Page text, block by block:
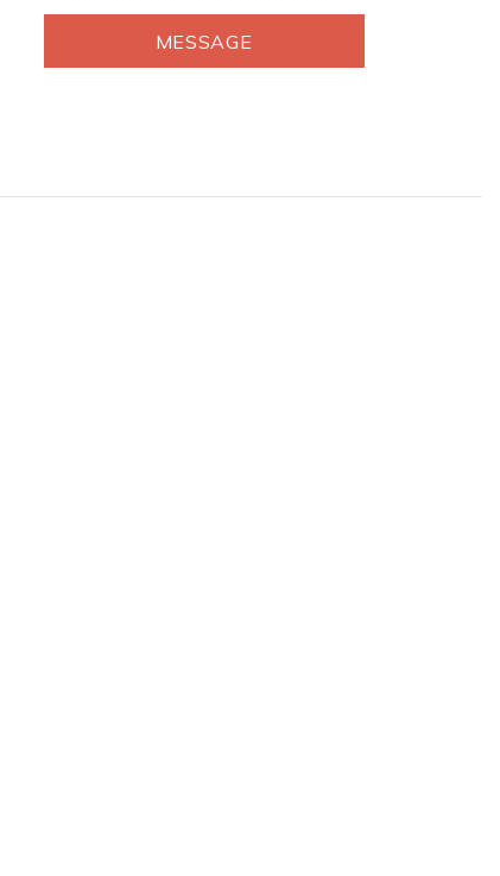
MESSAGE